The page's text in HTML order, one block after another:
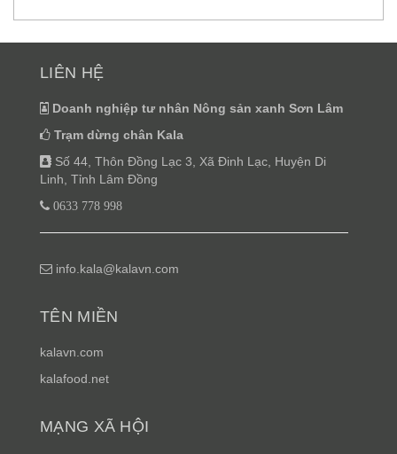
LIÊN HỆ
Doanh nghiệp tư nhân Nông sản xanh Sơn Lâm
Trạm dừng chân Kala
Số 44, Thôn Đồng Lạc 3, Xã Đinh Lạc, Huyện Di
Linh, Tỉnh Lâm Đồng
0633 778 998
info.kala@kalavn.com
TÊN MIỀN
kalavn.com
kalafood.net
MẠNG XÃ HỘI